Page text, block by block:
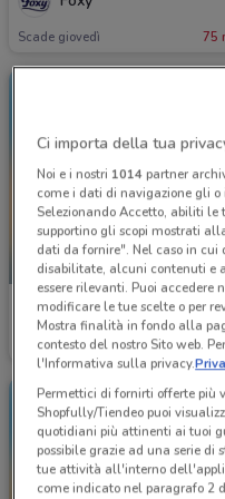
Scade giovedì 75
SCADE OGGI
McDonald's
Scade oggi 2.6
Ci importa della tua
Noi e i nostri 1014partner
come i dati di navigazione gli
Selezionando Accetto, abiliti
supportino gli scopi mostrati
dati da fornire". Nel caso in cui
disabilitate, alcuni contenuti e
essere rilevanti. Puoi accedere
modificare le tue scelte o per
Mostra finalità in fondo alla
contesto del nostro Sito web.
l'Informativa sulla privacy.
Permettici di fornirti offerte più
Shopfully/Tiendeo puoi
quotidiani più attinenti ai tuoi
possibile grazie ad una serie
tue attività all'interno
come indicato nel paragrafo 2